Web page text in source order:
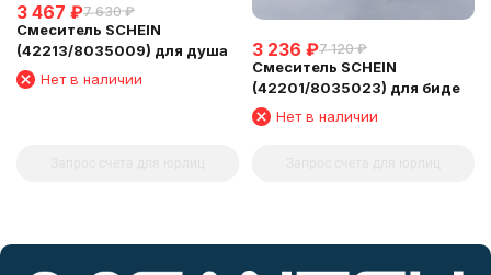
3 467 ₽7 630 ₽
Смеситель SCHEIN
(42213/8035009) для душа
Нет в наличии
3 236 ₽7 120 ₽
Смеситель SCHEIN
(42201/8035023) для биде
Нет в наличии